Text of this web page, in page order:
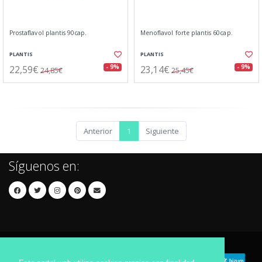
Prostaflavol plantis 90cap.
PLANTIS
22,59€ 24,85€ - 9%
Menoflavol forte plantis 60cap.
PLANTIS
23,14€ 25,45€ - 9%
Anterior 1 Siguiente
Síguenos en: